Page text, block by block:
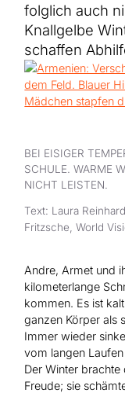
folglich auch
Knallgelbe
schaffen
BEI EISIGER
SCHULE. WARME
NICHT LEISTEN.
Text: Laura
Fritzsche, World
Andre, Armet und
kilometerlange
kommen. Es ist
ganzen Körper als
Immer wieder
vom langen
Der Winter
Freude; sie